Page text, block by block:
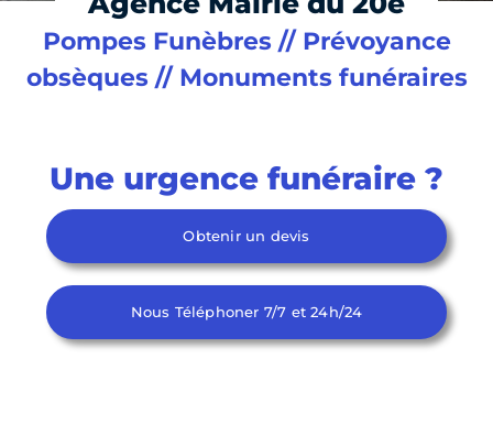
Pompes Funèbres // Prévoyance
obsèques // Monuments funéraires
Une urgence funéraire ?
Obtenir un devis
Nous Téléphoner 7/7 et 24h/24